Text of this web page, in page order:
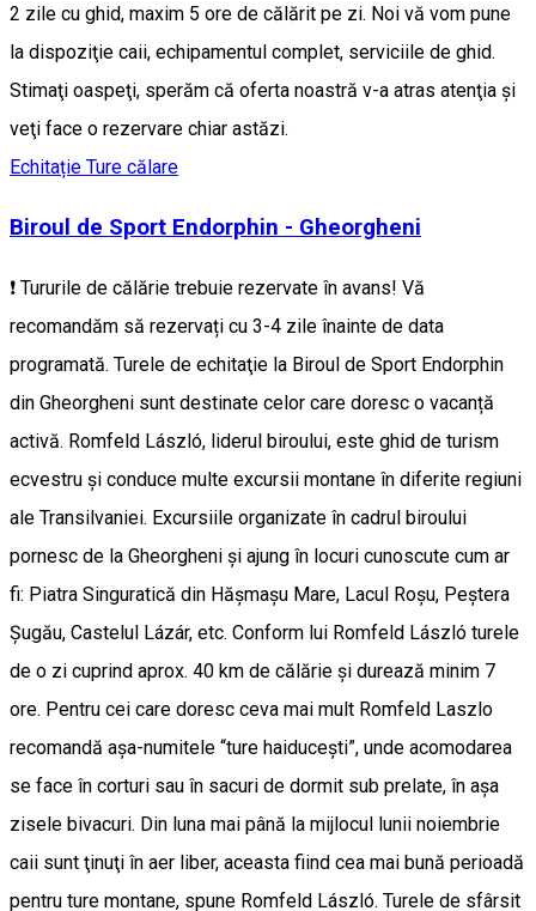
2 zile cu ghid, maxim 5 ore de călărit pe zi. Noi vă vom pune
la dispoziţie caii, echipamentul complet, serviciile de ghid.
Stimaţi oaspeţi, sperăm că oferta noastră v-a atras atenţia şi
veţi face o rezervare chiar astăzi.
Echitație Ture călare
Biroul de Sport Endorphin - Gheorgheni
❗ Tururile de călărie trebuie rezervate în avans! Vă
recomandăm să rezervați cu 3-4 zile înainte de data
programată. Turele de echitaţie la Biroul de Sport Endorphin
din Gheorgheni sunt destinate celor care doresc o vacanță
activă. Romfeld László, liderul biroului, este ghid de turism
ecvestru şi conduce multe excursii montane în diferite regiuni
ale Transilvaniei. Excursiile organizate în cadrul biroului
pornesc de la Gheorgheni şi ajung în locuri cunoscute cum ar
fi: Piatra Singuratică din Hăşmaşu Mare, Lacul Roşu, Peştera
Şugău, Castelul Lázár, etc. Conform lui Romfeld László turele
de o zi cuprind aprox. 40 km de călărie şi durează minim 7
ore. Pentru cei care doresc ceva mai mult Romfeld Laszlo
recomandă aşa-numitele “ture haiduceşti”, unde acomodarea
se face în corturi sau în sacuri de dormit sub prelate, în aşa
zisele bivacuri. Din luna mai până la mijlocul lunii noiembrie
caii sunt ţinuţi în aer liber, aceasta fiind cea mai bună perioadă
pentru ture montane, spune Romfeld László. Turele de sfârsit